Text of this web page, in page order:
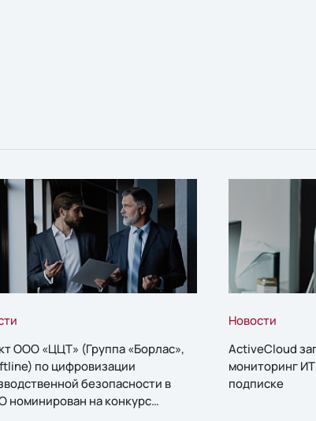
ООО «ЦЦТ» (Группа «Борлас»,
по цифровизации
безопасности в
номинирован на конкурс
Новости
ActiveCloud
мониторинг
подписке